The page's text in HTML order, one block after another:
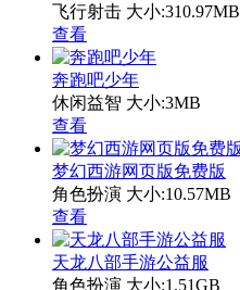
飞行射击 大小:310.97MB
查看
奔跑吧少年
休闲益智 大小:3MB
查看
梦幻西游网页版免费版
角色扮演 大小:10.57MB
查看
天龙八部手游公益服
角色扮演 大小:1.51GB